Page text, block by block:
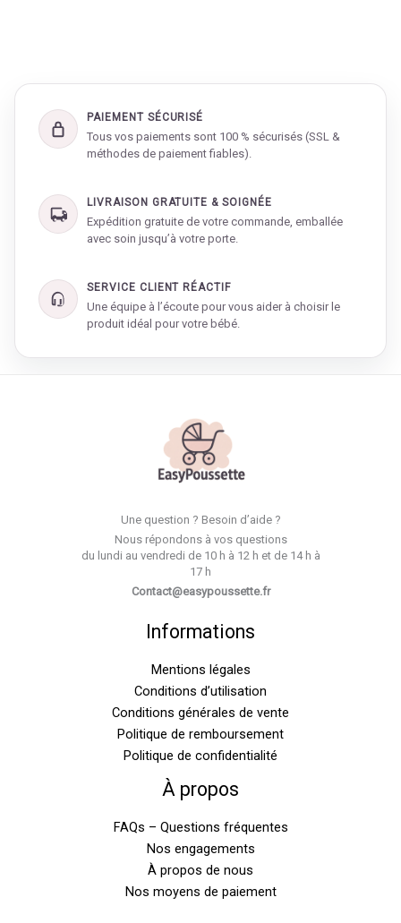
PAIEMENT SÉCURISÉ
Tous vos paiements sont 100 % sécurisés (SSL &
méthodes de paiement fiables).
LIVRAISON GRATUITE & SOIGNÉE
Expédition gratuite de votre commande, emballée
avec soin jusqu’à votre porte.
SERVICE CLIENT RÉACTIF
Une équipe à l’écoute pour vous aider à choisir le
produit idéal pour votre bébé.
Une question ? Besoin d’aide ?
Nous répondons à vos questions
du lundi au vendredi de 10 h à 12 h et de 14 h à
17 h
Contact@easypoussette.fr
Informations
Mentions légales
Conditions d’utilisation
Conditions générales de vente
Politique de remboursement
Politique de confidentialité
À propos
FAQs – Questions fréquentes
Nos engagements
À propos de nous
Nos moyens de paiement